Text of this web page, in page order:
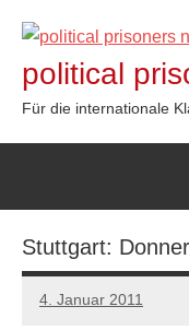
Inhalt
springen
political
Für die internationale
Stuttgart:
4. Januar 2011
admin